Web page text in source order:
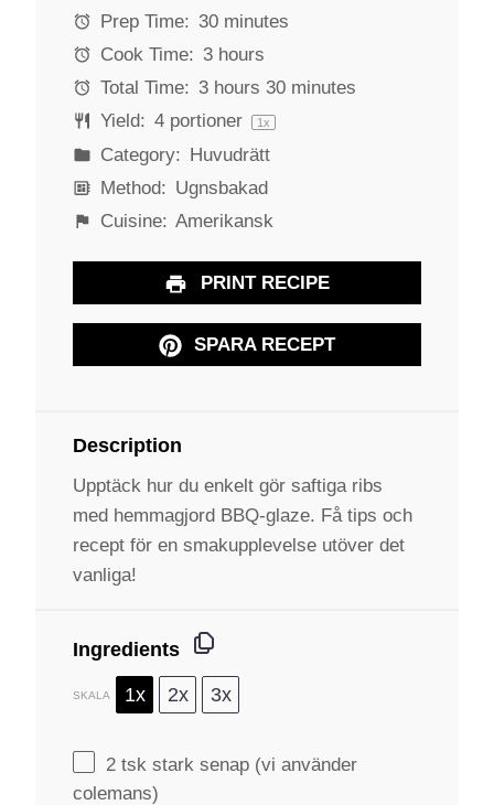
a
r
a
r
s
a
r
s
a
r
s
aPrep Time: 30 minutes
Cook Time: 3 hours
Total Time: 3 hours 30 minutes
Yield: 4portioner 1x
Category: Huvudrätt
Method: Ugnsbakad
Cuisine: Amerikansk
PRINT RECIPE
SPARA RECEPT
Description
Upptäck hur du enkelt gör saftiga ribs
med hemmagjord BBQ-glaze. Få tips och
recept för en smakupplevelse utöver det
vanliga!
Ingredients
SKALA 1x 2x 3x
2 tsk stark senap (vi använder
colemans)